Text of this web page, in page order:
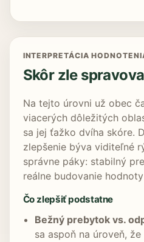
INTERPRETÁCIA
Skôr zle
Na tejto úrovni už obec
viacerých dôležitých
sa jej ťažko dvíha skóre.
zlepšenie býva viditeľné
správne páky: stabilný
reálne budovanie
Čo zlepšiť podstatne
Bežný prebytok vs.
sa aspoň na úroveň,